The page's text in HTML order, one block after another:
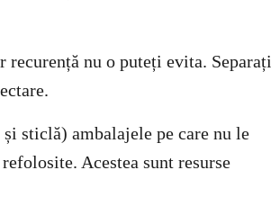
nu o puteți evita. Separați
sticlă) ambalajele pe care nu le
Acestea sunt resurse